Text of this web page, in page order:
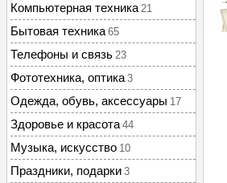
Компьютерная техника 21
Бытовая техника 65
Телефоны и связь 23
Фототехника, оптика 3
Одежда, обувь, аксессуары 17
Здоровье и красота 44
Музыка, искусство 10
Праздники, подарки 3